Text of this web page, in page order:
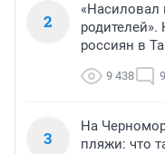
2
«Насиловал
россиян в
9 438 9
3
На
пляжи: что